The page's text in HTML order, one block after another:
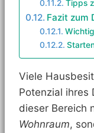
Tipps
Fazit zum
Viele
Potenzial ihres
dieser Bereich
Wohnraum,